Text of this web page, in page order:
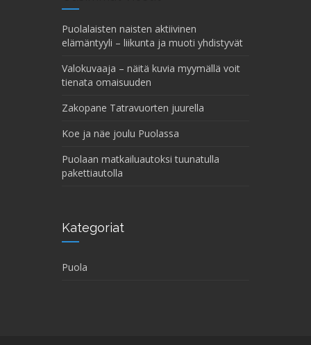
Puolalaisten naisten aktiivinen
elämäntyyli – liikunta ja muoti yhdistyvät
Valokuvaaja – näitä kuvia myymällä voit
tienata omaisuuden
Zakopane Tatravuorten juurella
Koe ja näe joulu Puolassa
Puolaan matkailuautoksi tuunatulla
pakettiautolla
Kategoriat
Puola